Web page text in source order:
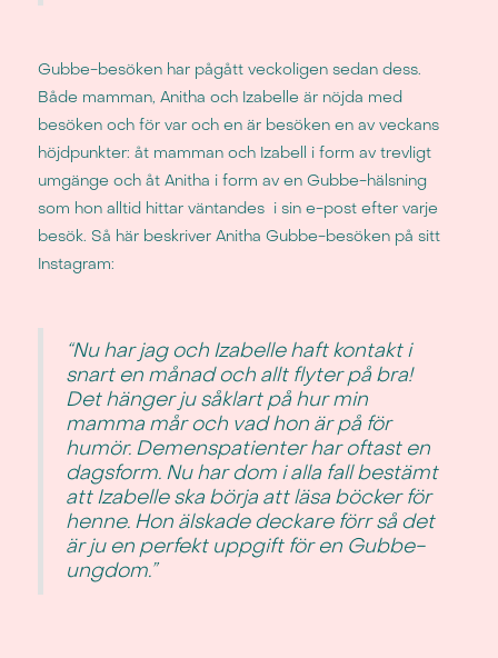
Gubbe-besöken har pågått veckoligen sedan dess.
Både mamman, Anitha och Izabelle är nöjda med
besöken och för var och en är besöken en av veckans
höjdpunkter: åt mamman och Izabell i form av trevligt
umgänge och åt Anitha i form av en Gubbe-hälsning
som hon alltid hittar väntandes i sin e-post efter varje
besök. Så här beskriver Anitha Gubbe-besöken på sitt
Instagram:
“Nu har jag och Izabelle haft kontakt i
snart en månad och allt flyter på bra!
Det hänger ju såklart på hur min
mamma mår och vad hon är på för
humör. Demenspatienter har oftast en
dagsform. Nu har dom i alla fall bestämt
att Izabelle ska börja att läsa böcker för
henne. Hon älskade deckare förr så det
är ju en perfekt uppgift för en Gubbe-
ungdom.”